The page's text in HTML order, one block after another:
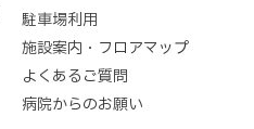
駐車場利用
施設案内・フロアマップ
よくあるご質問
病院からのお願い